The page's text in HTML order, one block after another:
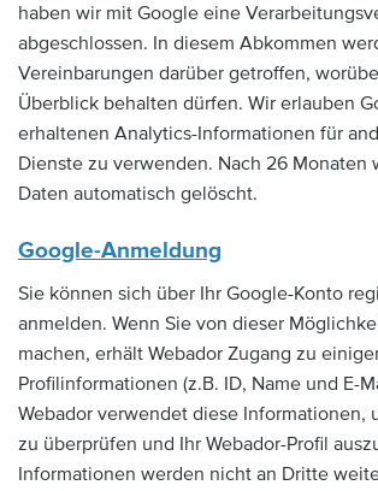
haben wir mit Google eine
abgeschlossen. In diesem Abkommen
Vereinbarungen darüber getroffen,
Überblick behalten dürfen. Wir erlauben
erhaltenen Analytics-Informationen für
Dienste zu verwenden. Nach 26 Monaten
Daten automatisch gelöscht.
Google-Anmeldung
Sie können sich über Ihr Google-Konto
anmelden. Wenn Sie von dieser
machen, erhält Webador Zugang zu
Profilinformationen (z.B. ID, Name und E-
Webador verwendet diese Informationen,
zu überprüfen und Ihr Webador-Profil
Informationen werden nicht an Dritte